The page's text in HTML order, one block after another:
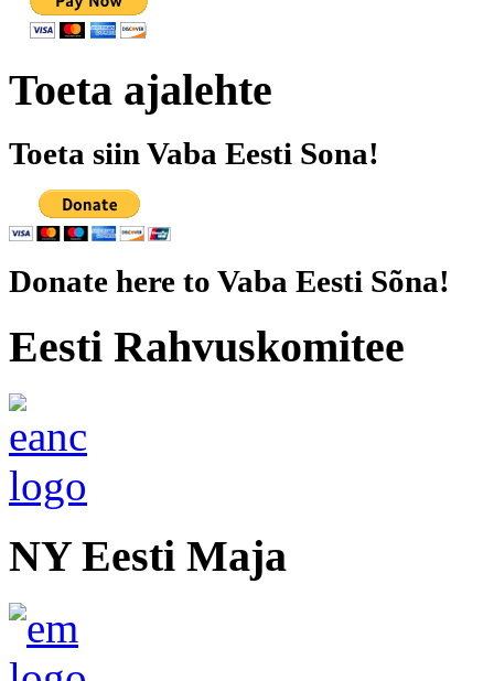
Toeta ajalehte
Toeta siin Vaba Eesti Sona!
Donate here to Vaba Eesti Sõna!
Eesti Rahvuskomitee
NY Eesti Maja